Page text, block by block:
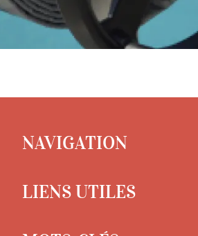
NAVIGATION
LIENS UTILES